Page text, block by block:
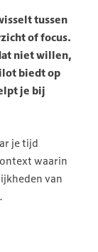
tussen
of focus.
niet willen,
biedt op
je bij
je tijd
waarin
van